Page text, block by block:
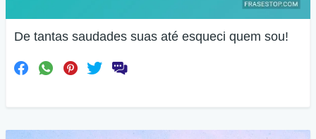
De tantas saudades suas até esqueci quem sou!